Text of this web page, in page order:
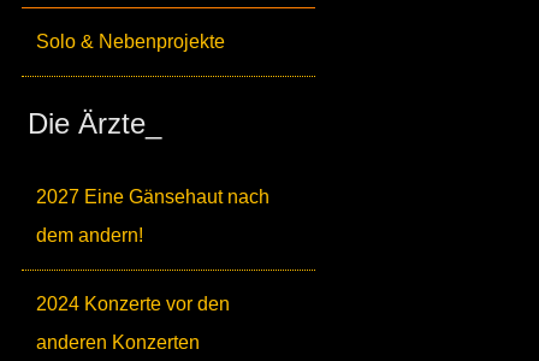
Solo & Nebenprojekte
Die Ärzte_
2027 Eine Gänsehaut nach
dem andern!
2024 Konzerte vor den
anderen Konzerten